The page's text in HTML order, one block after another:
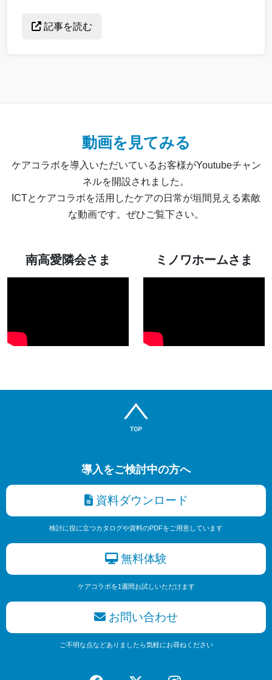
記事を読む
動画を見てみる
ケアコラボを導入いただいているお客様がYoutubeチャン
ネルを開設されました。
ICTとケアコラボを活用したケアの日常が垣間見える素敵
な動画です。ぜひご覧下さい。
南高愛隣会さま ミノワホームさま
導入をご検討中の方へ
資料ダウンロード
検討に役に立つカタログや資料のPDFをご用意しています
無料体験
ケアコラボを1週間お試しいただけます
お問い合わせ
ご不明な点などありましたら気軽にお尋ねください